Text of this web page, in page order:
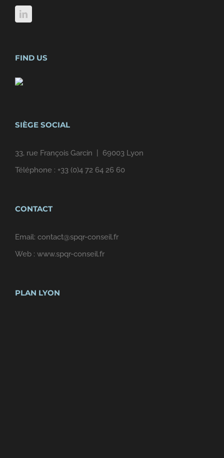
FIND US
SIÈGE SOCIAL
33, rue François Garcin | 69003 Lyon
Téléphone : +33 (0)4 72 64 26 60
CONTACT
Email: contact@spqr-conseil.fr
Web : www.spqr-conseil.fr
PLAN LYON